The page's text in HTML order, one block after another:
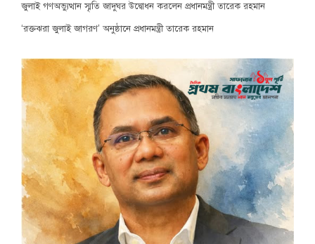
জুলাই গণঅভ্যুত্থান স্মৃতি জাদুঘর উদ্বোধন করলেন প্রধানমন্ত্রী তারেক রহমান
‘রক্তঝরা জুলাই জাগরণ’ অনুষ্ঠানে প্রধানমন্ত্রী তারেক রহমান